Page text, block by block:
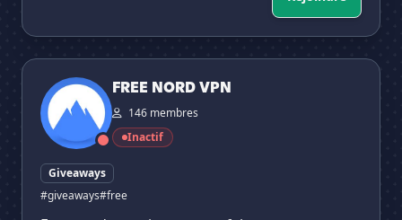
FREE NORD VPN
FREE NORD VPN
146 membres
Inactif
Giveaways
#giveaways#free